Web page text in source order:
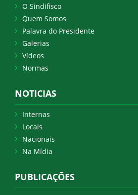
O Sindifisco
Quem Somos
Palavra do Presidente
Galerias
Vídeos
Normas
NOTICIAS
Internas
Locais
Nacionais
Na Mídia
PUBLICAÇÕES